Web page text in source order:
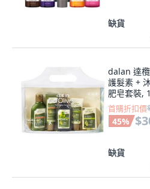
缺貨
dalan 達
護髮素 +
肥皂套裝,
首購折扣價
45%
缺貨